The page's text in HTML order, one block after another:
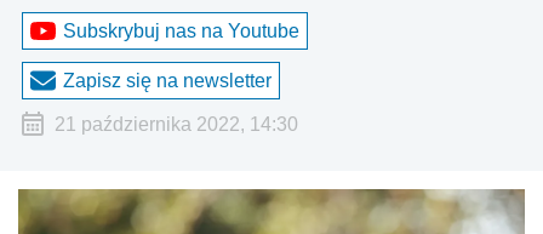
Subskrybuj nas na Youtube
Zapisz się na newsletter
21 października 2022, 14:30